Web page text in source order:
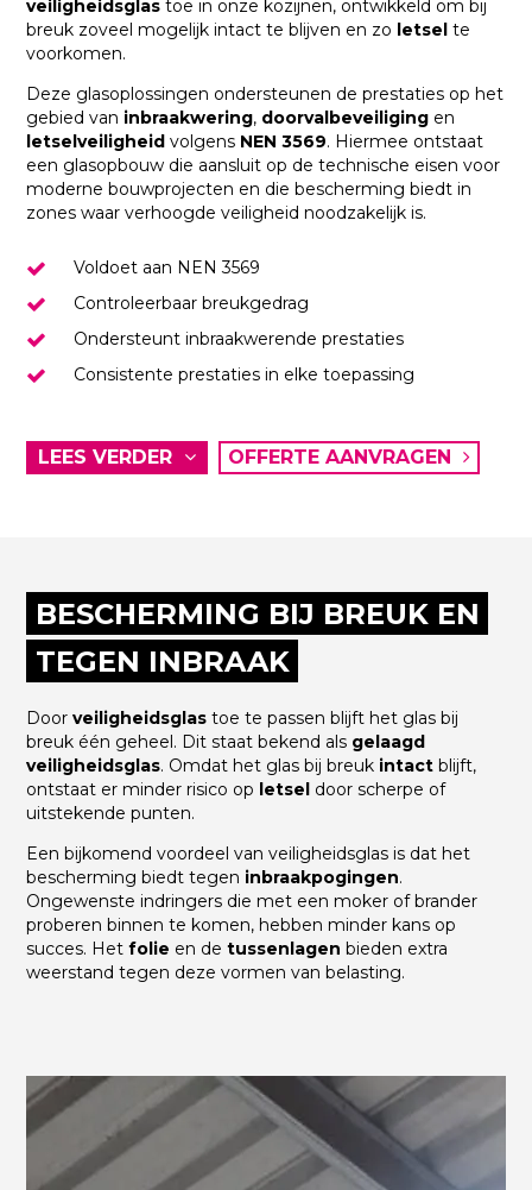
veiligheidsglas toe in onze kozijnen, ontwikkeld om bij
breuk zoveel mogelijk intact te blijven en zo letsel te
voorkomen.
Deze glasoplossingen ondersteunen de prestaties op het
gebied van inbraakwering, doorvalbeveiliging en
letselveiligheid volgens NEN 3569. Hiermee ontstaat
een glasopbouw die aansluit op de technische eisen voor
moderne bouwprojecten en die bescherming biedt in
zones waar verhoogde veiligheid noodzakelijk is.
Voldoet aan NEN 3569
Controleerbaar breukgedrag
Ondersteunt inbraakwerende prestaties
Consistente prestaties in elke toepassing
LEES VERDER OFFERTE AANVRAGEN
BESCHERMING BIJ BREUK EN
TEGEN INBRAAK
Doorveiligheidsglas toe te passen blijft het glas bij
breuk één geheel. Dit staat bekend als gelaagd
veiligheidsglas. Omdat het glas bij breuk intact blijft,
ontstaat er minder risico op letsel door scherpe of
uitstekende punten.
Een bijkomend voordeel van veiligheidsglas is dat het
bescherming biedt tegen inbraakpogingen.
Ongewenste indringers die met een moker of brander
proberen binnen te komen, hebben minder kans op
succes. Hetfolie en detussenlagen bieden extra
weerstand tegen deze vormen van belasting.